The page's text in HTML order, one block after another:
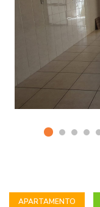
APARTAMENTO